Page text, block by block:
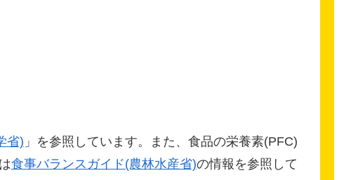
省) 」を参照しています。また、食品の栄養素(PFC)
食事バランスガイド(農林水産省)の情報を参照して